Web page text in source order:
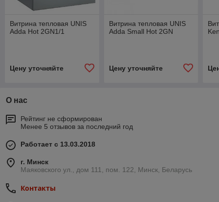
Витрина тепловая UNIS
Adda Hot 2GN1/1
Цену уточняйте
Витрина тепловая UNIS
Adda Small Hot 2GN
Цену уточняйте
О нас
Рейтинг не сформирован
Менее 5 отзывов за последний год
Работает с 13.03.2018
г. Минск
Маяковского ул., дом 111, пом. 122, Минск, Беларусь
Контакты